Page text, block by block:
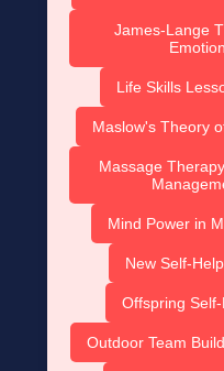
James-Lange
Emotion
Life Skills
Maslow's Theory
Massage
Mind Power in
New Self-
Offspring
Outdoor Team